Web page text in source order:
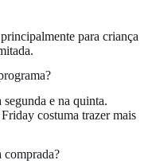
para criança
e na quinta.
costuma trazer mais
comprada?